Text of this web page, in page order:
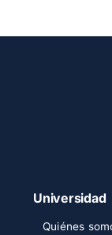
Universidad
Quiénes